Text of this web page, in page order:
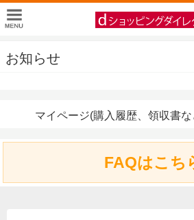
お知らせ
マイページ(購入履歴、領収書な
FAQはこち